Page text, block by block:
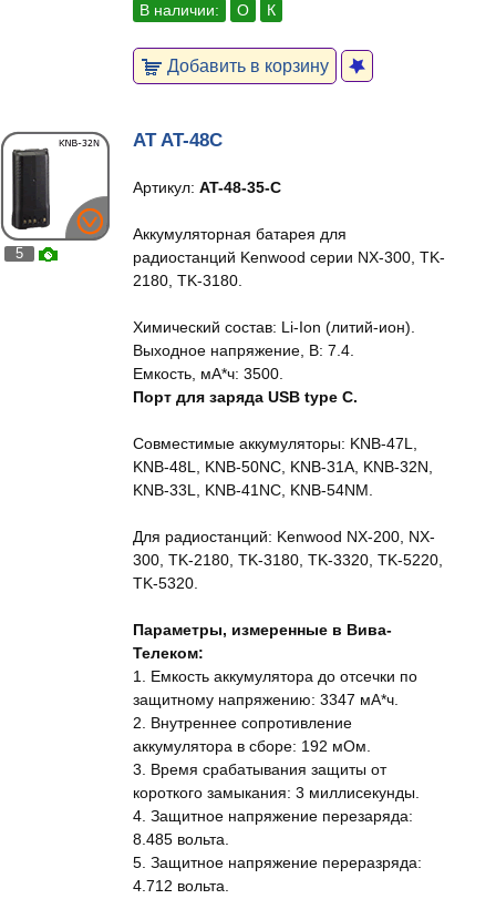
В наличии: О К
Добавить в корзину
5
AT AT-48C
Артикул: AT-48-35-C
Аккумуляторная батарея для
радиостанций Kenwood серии NX-300, TK-
2180, TK-3180.
Химический состав: Li-Ion (литий-ион).
Выходное напряжение, В: 7.4.
Емкость, мА*ч: 3500.
Порт для заряда USB type C.
Совместимые аккумуляторы: KNB-47L,
KNB-48L, KNB-50NC, KNB-31А, KNB-32N,
KNB-33L, KNB-41NС, KNB-54NM.
Для радиостанций: Kenwood NX-200, NX-
300, TK-2180, TK-3180, TK-3320, TK-5220,
TK-5320.
Параметры, измеренные в Вива-
Телеком:
1. Емкость аккумулятора до отсечки по
защитному напряжению: 3347 мА*ч.
2. Внутреннее сопротивление
аккумулятора в сборе: 192 мОм.
3. Время срабатывания защиты от
короткого замыкания: 3 миллисекунды.
4. Защитное напряжение перезаряда:
8.485 вольта.
5. Защитное напряжение переразряда:
4.712 вольта.